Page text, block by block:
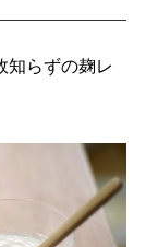
知らずの麹レ